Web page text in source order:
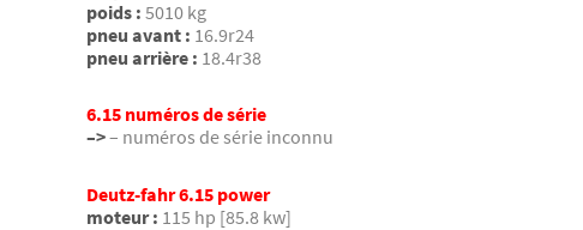
poids : 5010 kg
pneu avant : 16.9r24
pneu arrière : 18.4r38
6.15 numéros de série
–>– numéros de série inconnu
Deutz-fahr 6.15 power
moteur : 115 hp [85.8 kw]